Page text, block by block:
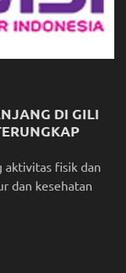
DI GILI
aktivitas fisik dan
dan kesehatan